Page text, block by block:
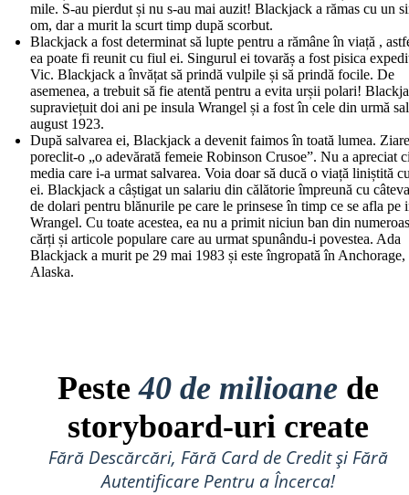
mile. S-au pierdut și nu s-au mai auzit! Blackjack a rămas cu un
om, dar a murit la scurt timp după scorbut.
Blackjack a fost determinat să lupte pentru a rămâne în viață ,
ea poate fi reunit cu fiul ei. Singurul ei tovarăș a fost pisica
Vic. Blackjack a învățat să prindă vulpile și să prindă focile. De
asemenea, a trebuit să fie atentă pentru a evita urșii polari!
supraviețuit doi ani pe insula Wrangel și a fost în cele din urmă
august 1923.
După salvarea ei, Blackjack a devenit faimos în toată lumea.
poreclit-o „o adevărată femeie Robinson Crusoe”. Nu a apreciat
media care i-a urmat salvarea. Voia doar să ducă o viață liniștită
ei. Blackjack a câștigat un salariu din călătorie împreună cu
de dolari pentru blănurile pe care le prinsese în timp ce se afla pe
Wrangel. Cu toate acestea, ea nu a primit niciun ban din
cărți și articole populare care au urmat spunându-i povestea. Ada
Blackjack a murit pe 29 mai 1983 și este îngropată în Anchorage,
Alaska.
Peste40 de milioane de
storyboard-uri create
Fără Descărcări, Fără Card de Credit și Fără
Autentificare Pentru a Încerca!